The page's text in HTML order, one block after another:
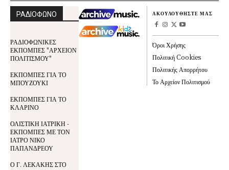
ΡΑΔΙΟΦΩΝΟ
ΡΑΔΙΟΦΩΝΙΚΕΣ
ΕΚΠΟΜΠΕΣ "ΑΡΧΕΙΟΝ
ΠΟΛΙΤΙΣΜΟΥ"
ΕΚΠΟΜΠΕΣ ΓΙΑ ΤΟ
ΜΠΟΥΖΟΥΚΙ
ΕΚΠΟΜΠΕΣ ΓΙΑ ΤΟ
ΚΛΑΡΙΝΟ
ΟΛΙΣΤΙΚΗ ΙΑΤΡΙΚΗ -
ΕΚΠΟΜΠΕΣ ΜΕ ΤΟΝ
ΙΑΤΡΟ ΝΙΚΟ
ΠΑΠΑΝΔΡΕΟΥ
Ο Γ. ΛΕΚΑΚΗΣ ΣΤΟ
ΑΚΟΥΛΟΥΘΗΣΤΕ ΜΑΣ
Όροι Χρήσης
Πολιτική Cookies
Πολιτικής Απορρήτου
Το Αρχείον Πολιτισμού